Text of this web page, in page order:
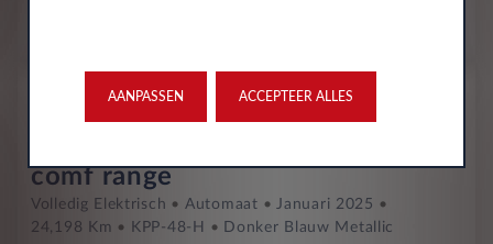
comf range
Volledig Elektrisch Automaat
Januari 2025
24,198 Km
KPP-48-H Donker Blauw Metallic
AANPASSEN ACCEPTEER ALLES